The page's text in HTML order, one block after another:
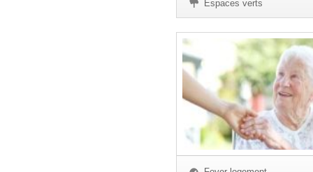
Espaces verts